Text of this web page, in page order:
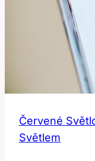
Červené
Světlem